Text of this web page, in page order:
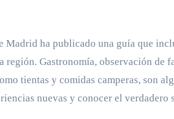
Madrid ha publicado una guía que
región. Gastronomía, observación de
tientas y comidas camperas, son
nuevas y conocer el verdadero